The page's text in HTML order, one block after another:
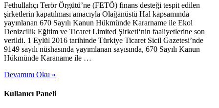
Fethullahçı Terör Örgütü’ne (FETÖ) finans desteği tespit edilen
şirketlerin kapatılması amacıyla Olağanüstü Hal kapsamında
yayınlanan 670 Sayılı Kanun Hükmünde Kararname ile Ekol
Denizcilik Eğitim ve Ticaret Limited Şirketi‘nin faaliyetlerine son
verildi. 1 Eylül 2016 tarihinde Türkiye Ticaret Sicil Gazetesi’nde
9149 sayılı nüshasında yayımlanan sayısında, 670 Sayılı Kanun
Hükmünde Karaname ile …
Devamını Oku »
Kullanıcı Paneli